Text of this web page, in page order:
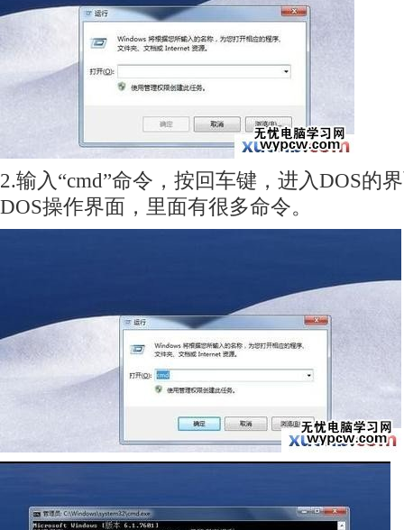
2.输入“cmd”命令，按回车键，进入DOS的
DOS操作界面，里面有很多命令。